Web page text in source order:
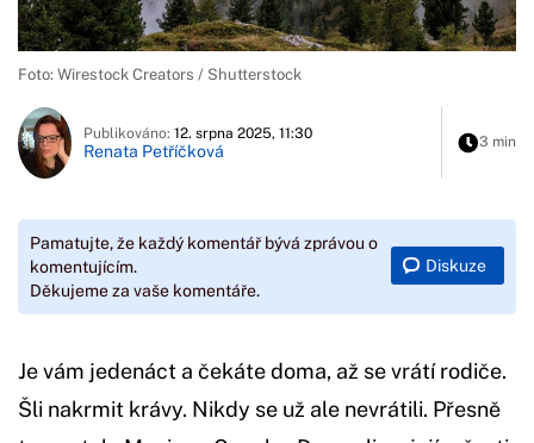
Foto: Wirestock Creators / Shutterstock
Publikováno: 12. srpna 2025, 11:30
Renata Petříčková 3 min
Pamatujte, že každý komentář bývá zprávou o
komentujícím.
Děkujeme za vaše komentáře.
Diskuze
Je vám jedenáct a čekáte doma, až se vrátí rodiče.
Šli nakrmit krávy. Nikdy se už ale nevrátili. Přesně